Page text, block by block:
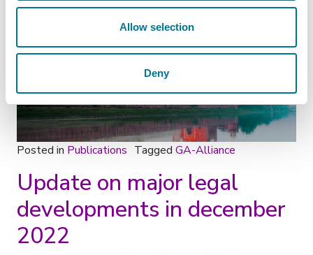
Allow selection
Deny
Posted in Publications Tagged GA-Alliance
Update on major legal
developments in december
2022